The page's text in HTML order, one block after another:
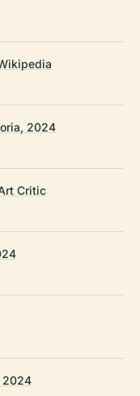
2024
Critic
2024